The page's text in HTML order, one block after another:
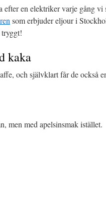
efter en elektriker varje gång
som erbjuder eljour i
kaka
och självklart får de också
men med apelsinsmak istället.